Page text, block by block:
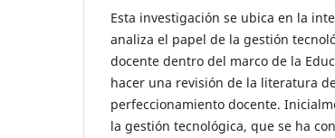
Esta investigación se ubica en la
analiza el papel de la gestión
docente dentro del marco de la
hacer una revisión de la literatura
perfeccionamiento docente.
la gestión tecnológica, que se ha